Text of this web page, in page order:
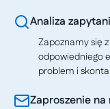
Analiza
Zapoznamy się
odpowiedniego
problem i
Zaproszenie